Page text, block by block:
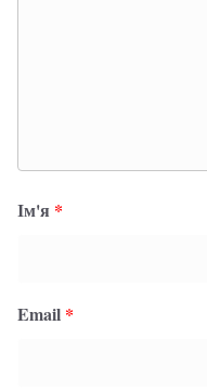
Ім'я *
Email *